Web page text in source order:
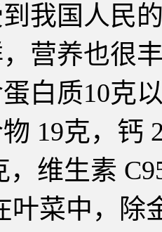
我国人民
营养也很
白质10克
19克，钙
，维生素
叶菜中，除